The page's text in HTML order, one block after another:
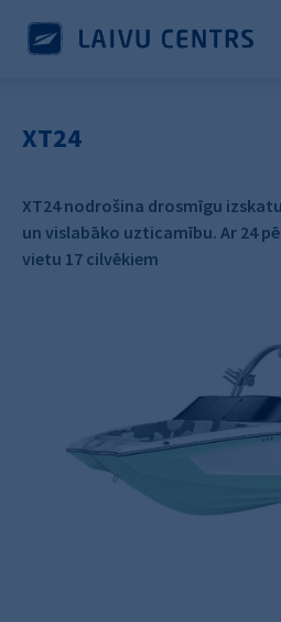
XT24
XT24 nodrošina drosmīgu
un vislabāko uzticamību. Ar 24
vietu 17 cilvēkiem